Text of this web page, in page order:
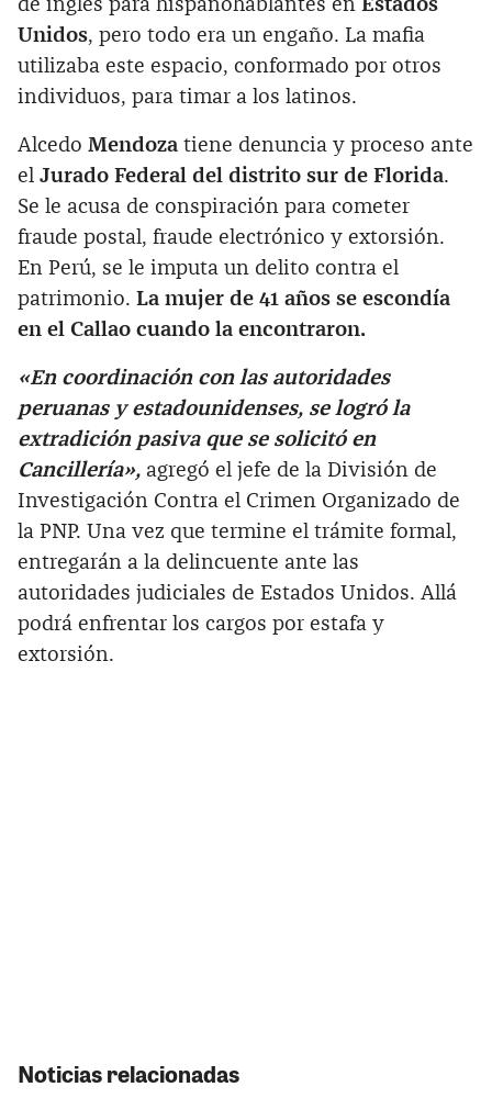
de inglés para hispanohablantes en Estados
Unidos, pero todo era un engaño. La mafia
utilizaba este espacio, conformado por otros
individuos, para timar a los latinos.
Alcedo Mendoza tiene denuncia y proceso ante
el Jurado Federal del distrito sur de Florida.
Se le acusa de conspiración para cometer
fraude postal, fraude electrónico y extorsión.
En Perú, se le imputa un delito contra el
patrimonio. La mujer de 41 años se escondía
en el Callao cuando la encontraron.
«En coordinación con las autoridades
peruanas y estadounidenses, se logró la
extradición pasiva que se solicitó en
Cancillería», agregó el jefe de la División de
Investigación Contra el Crimen Organizado de
la PNP. Una vez que termine el trámite formal,
entregarán a la delincuente ante las
autoridades judiciales de Estados Unidos. Allá
podrá enfrentar los cargos por estafa y
extorsión.
Noticias relacionadas